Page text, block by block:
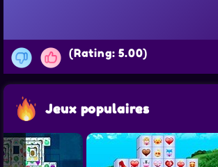
(Rating: 5.00)
Jeux populaires